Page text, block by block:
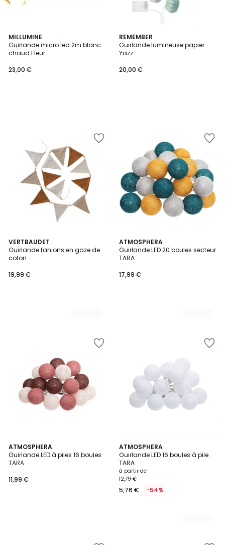
MILLUMINE
Guirlande micro led 2m blanc
chaud Fleur
23,00 €
REMEMBER
Guirlande lumineuse papier
Yazz
20,00 €
VERTBAUDET
Guirlande fanions en gaze de
coton
19,99 €
2
Couleurs
ATMOSPHERA
Guirlande LED 20 boules secteur
TARA
17,99 €
2
Couleurs
ATMOSPHERA
Guirlande LED à piles 16 boules
TARA
11,99 €
ATMOSPHERA
Guirlande LED 16 boules à pile
TARA
à partir de
12,79 €
5,76 € -54%
3
Couleurs